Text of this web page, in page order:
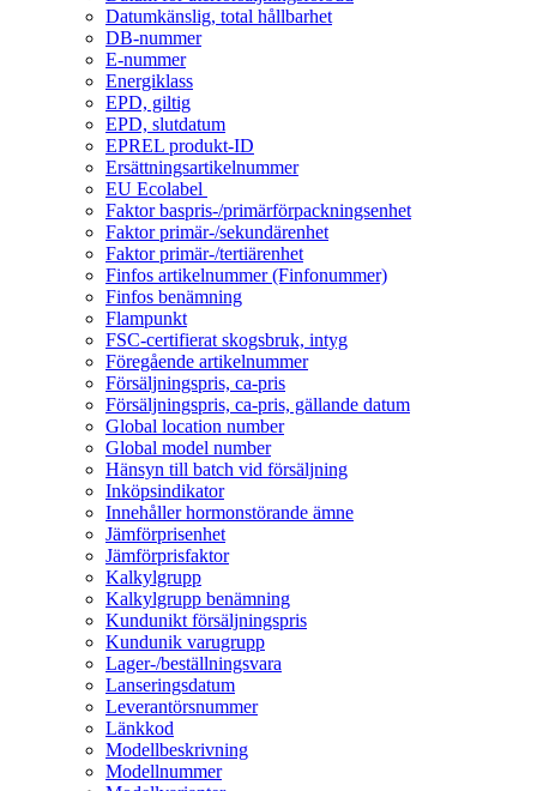
Datumkänslig, total hållbarhet
DB-nummer
E-nummer
Energiklass
EPD, giltig
EPD, slutdatum
EPREL produkt-ID
Ersättningsartikelnummer
EU Ecolabel
Faktor baspris-/primärförpackningsenhet
Faktor primär-/sekundärenhet
Faktor primär-/tertiärenhet
Finfos artikelnummer (Finfonummer)
Finfos benämning
Flampunkt
FSC-certifierat skogsbruk, intyg
Föregående artikelnummer
Försäljningspris, ca-pris
Försäljningspris, ca-pris, gällande datum
Global location number
Global model number
Hänsyn till batch vid försäljning
Inköpsindikator
Innehåller hormonstörande ämne
Jämförprisenhet
Jämförprisfaktor
Kalkylgrupp
Kalkylgrupp benämning
Kundunikt försäljningspris
Kundunik varugrupp
Lager-/beställningsvara
Lanseringsdatum
Leverantörsnummer
Länkkod
Modellbeskrivning
Modellnummer